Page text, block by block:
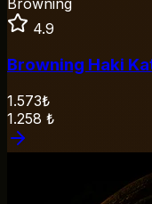
Browning
4.9
Browning Haki
1.573₺
1.258 ₺